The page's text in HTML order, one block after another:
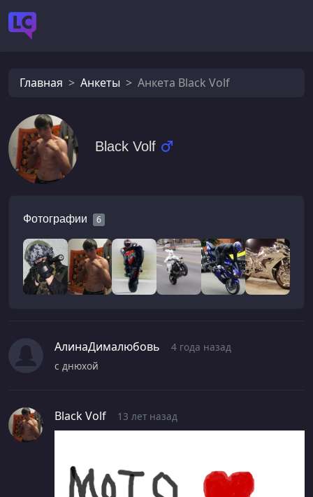
Главная Анкеты Анкета Black Volf
Black Volf
Фотографии 6
АлинаДималюбовь
4 года назад
с днюхой
Black Volf 13 лет назад